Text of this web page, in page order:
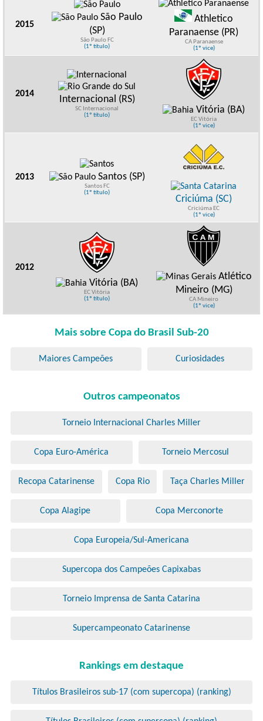
2015
São Paulo
(SP)
São Paulo FC
(1º título)
Athletico
Paranaense (PR)
CA Paranaense
(1º vice)
2014 Internacional (RS)
SC Internacional
(1º título)
Vitória (BA)
EC Vitória
(1º vice)
2013 Santos (SP)
Santos FC
(1º título)
Criciúma (SC)
Criciúma EC
(1º vice)
2012
Vitória (BA)
EC Vitória
(1º título)
Atlético
Mineiro (MG)
CA Mineiro
(1º vice)
Mais sobre Copa do Brasil Sub-20
Maiores Campeões Curiosidades
Outros campeonatos
Torneio Internacional Charles Miller
Copa Euro-América Torneio Mercosul
Recopa Catarinense Copa Rio Taça Charles Miller
Copa Alagipe Copa Merconorte
Copa Europeia/Sul-Americana
Supercopa dos Campeões Capixabas
Torneio Imprensa de Santa Catarina
Supercampeonato Catarinense
Rankings em destaque
Títulos Brasileiros sub-17 (com supercopa) (ranking)